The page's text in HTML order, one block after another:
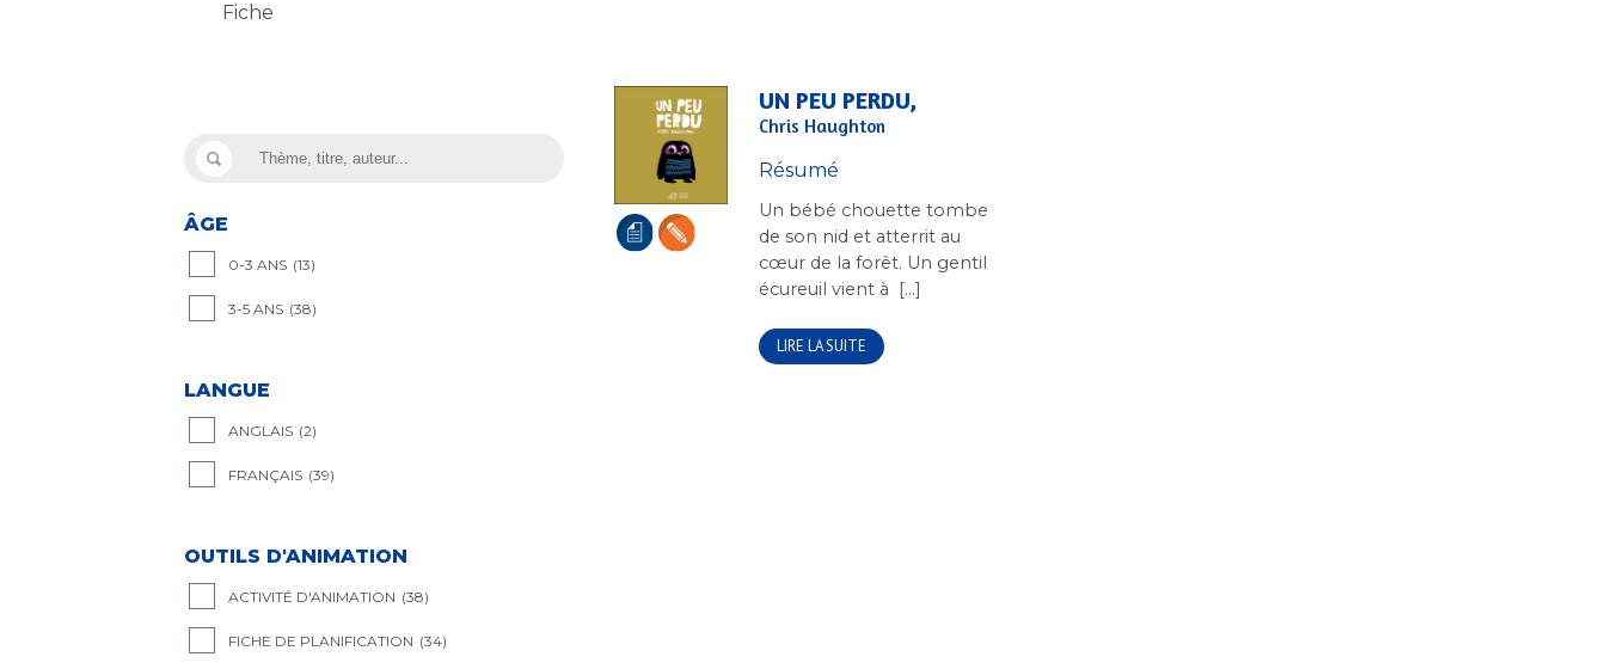
Fiche
ÂGE
0-3 ANS (13)
3-5 ANS (38)
LANGUE
ANGLAIS (2)
FRANÇAIS (39)
OUTILS D'ANIMATION
ACTIVITÉ D'ANIMATION (38)
FICHE DE PLANIFICATION (34)
UN PEU PERDU,
Chris Haughton
Résumé
Un bébé chouette tombe
de son nid et atterrit au
cœur de la forêt. Un gentil
écureuil vient à [...]
LIRE LA SUITE